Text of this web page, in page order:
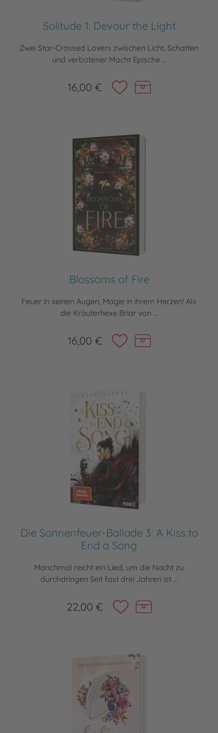
Solitude 1: Devour the Light
Zwei Star-Crossed Lovers zwischen Licht, Schatten
und verbotener Macht Epische ...
16,00 €
Blossoms of Fire
Feuer in seinen Augen, Magie in ihrem Herzen! Als
die Kräuterhexe Briar von ...
16,00 €
Die Sonnenfeuer-Ballade 3: A Kiss to
End a Song
Manchmal reicht ein Lied, um die Nacht zu
durchdringen Seit fast drei Jahren ist ...
22,00 €